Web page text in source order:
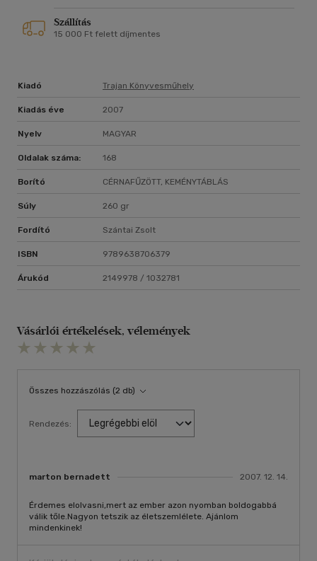
Szállítás
15 000 Ft felett díjmentes
Kiadó Trajan Könyvesműhely
Kiadás éve 2007
Nyelv MAGYAR
Oldalak száma: 168
Borító CÉRNAFŰZÖTT, KEMÉNYTÁBLÁS
Súly 260 gr
Fordító Szántai Zsolt
ISBN 9789638706379
Árukód 2149978 / 1032781
Vásárlói értékelések, vélemények
Összes hozzászólás (2 db)
Rendezés:
marton bernadett 2007. 12. 14.
Érdemes elolvasni,mert az ember azon nyomban boldogabbá
válik tőle.Nagyon tetszik az életszemlélete. Ajánlom
mindenkinek!